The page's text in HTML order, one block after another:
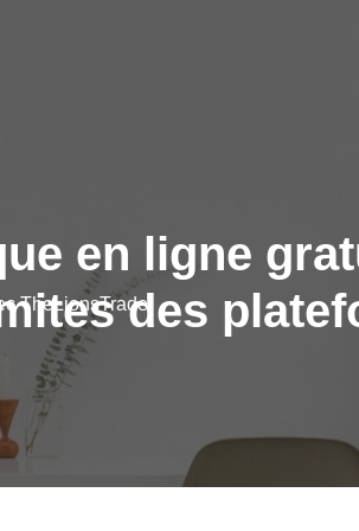
TheLionsTrade
en ligne
des